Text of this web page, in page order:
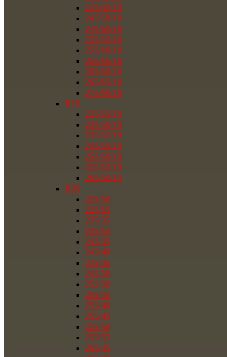
245/45/18
245/50/18
245/60/18
255/55/18
255/60/18
255/65/18
265/60/18
265/65/18
275/60/18
R19
225/55/19
235/50/19
235/55/19
245/55/19
255/50/19
255/55/19
265/50/19
R20
225/50
225/55
235/35
235/55
245/35
245/40
245/45
245/50
255/30
255/35
255/40
255/45
255/50
255/55
265/35